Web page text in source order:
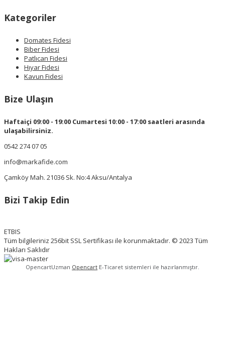
Kategoriler
Domates Fidesi
Biber Fidesi
Patlıcan Fidesi
Hıyar Fidesi
Kavun Fidesi
Bize Ulaşın
Haftaiçi 09:00 - 19:00 Cumartesi 10:00 - 17:00 saatleri arasında
ulaşabilirsiniz.
0542 274 07 05
info@markafide.com
Çamköy Mah. 21036 Sk. No:4 Aksu/Antalya
Bizi Takip Edin
ETBIS
Tüm bilgileriniz 256bit SSL Sertifikası ile korunmaktadır. © 2023 Tüm
Hakları Saklıdır
OpencartUzman Opencart E-Ticaret sistemleri ile hazırlanmıştır.